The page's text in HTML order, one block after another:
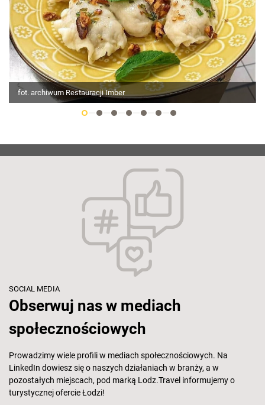
fot. archiwum Restauracji Imber
SOCIAL MEDIA
Obserwuj nas w mediach
społecznościowych
Prowadzimy wiele profili w mediach społecznościowych. Na
LinkedIn dowiesz się o naszych działaniach w branży, a w
pozostałych miejscach, pod marką Lodz.Travel informujemy o
turystycznej ofercie Łodzi!